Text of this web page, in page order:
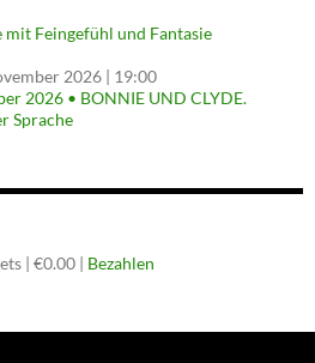
Feingefühl und Fantasie
2026 | 19:00
2026 • BONNIE UND CLYDE.
Sprache
| €0.00 | Bezahlen